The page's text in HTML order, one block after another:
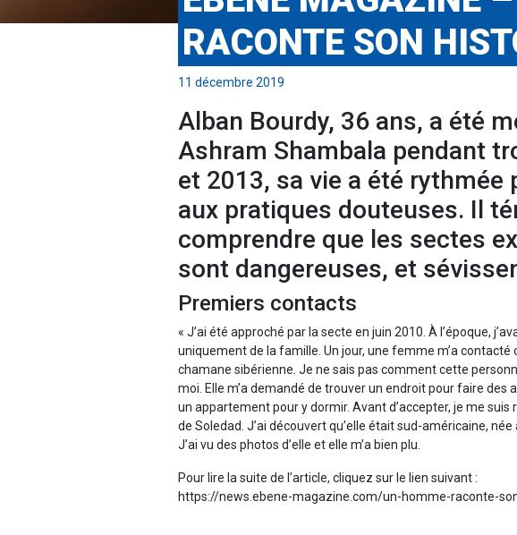
RACONTE SON
11 décembre 2019
Alban Bourdy, 36 ans, a été
Ashram Shambala pendant
et 2013, sa vie a été rythmée
aux pratiques douteuses. Il
comprendre que les sectes
sont dangereuses, et
Premiers contacts
« J’ai été approché par la secte en juin 2010. À l’époque,
uniquement de la famille. Un jour, une femme m’a contacté
chamane sibérienne. Je ne sais pas comment cette
moi. Elle m’a demandé de trouver un endroit pour faire des
un appartement pour y dormir. Avant d’accepter, je me
de Soledad. J’ai découvert qu’elle était sud-américaine,
J’ai vu des photos d’elle et elle m’a bien plu.
Pour lire la suite de l’article, cliquez sur le lien suivant :
https://news.ebene-magazine.com/un-homme-raconte-